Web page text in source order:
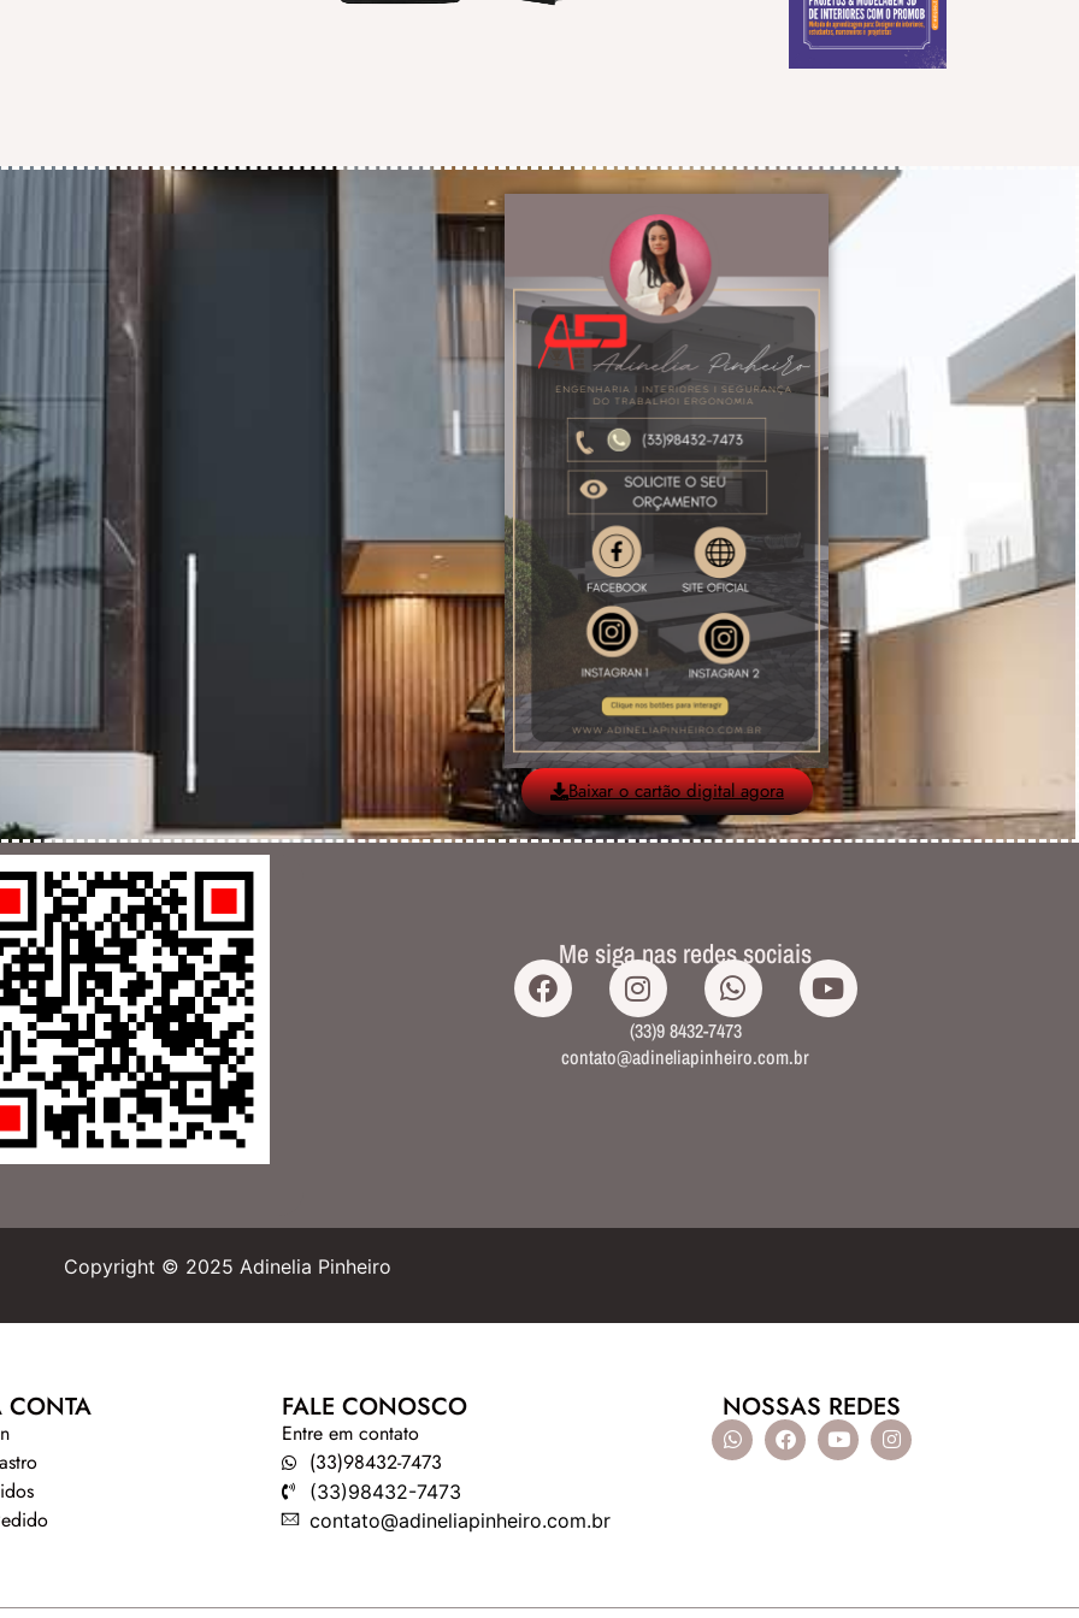
Baixar o cartão digital agora
Me siga nas redes sociais
(33)9 8432-7473
contato@adineliapinheiro.com.br
Copyright © 2025 Adinelia Pinheiro
FALE CONOSCO
Entre em contato
(33)98432-7473
(33)98432-7473
contato@adineliapinheiro.com.br
NOSSAS REDES